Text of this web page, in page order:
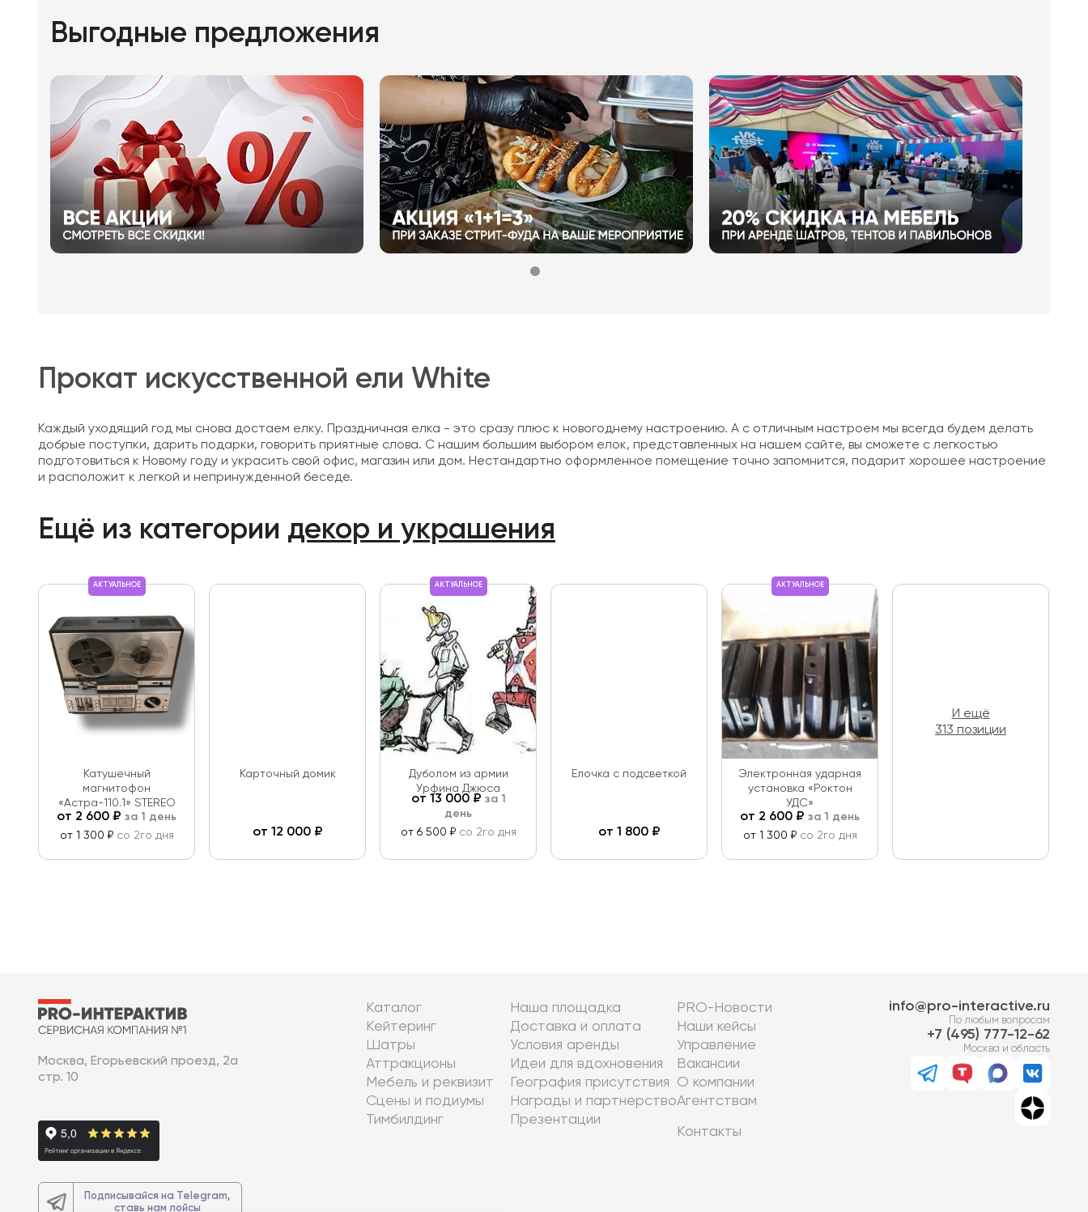
Выгодные предложения
Прокат искусственной ели White
Каждый уходящий год мы снова достаем елку. Праздничная елка - это сразу плюс к новогоднему настроению. А с отличным настроем мы всегда будем делать
добрые поступки, дарить подарки, говорить приятные слова. С нашим большим выбором елок, представленных на нашем сайте, вы сможете с легкостью
подготовиться к Новому году и украсить свой офис, магазин или дом. Нестандартно оформленное помещение точно запомнится, подарит хорошее настроение
и расположит к легкой и непринужденной беседе.
Ещё из категории декор и украшения
АКТУАЛЬНОЕ
Катушечный
магнитофон
«Астра-110.1» STEREO
от 2 600 ₽ за 1 день
от 1 300 ₽ со 2го дня
Карточный домик
от 12 000₽
АКТУАЛЬНОЕ
Дуболом из армии
Урфина Джюса
от 13 000₽ за 1
день
от 6 500 ₽ со 2го дня
Елочка с подсветкой
от 1 800₽
АКТУАЛЬНОЕ
Электронная ударная
установка «Роктон
УДС»
от 2 600 ₽ за 1 день
от 1 300 ₽ со 2го дня
И ещё
313 позиции
Москва, Егорьевский проезд, 2а
стр. 10
Подписывайся на Telegram,
ставь нам лойсы
Каталог
Кейтеринг
Шатры
Аттракционы
Мебель и реквизит
Сцены и подиумы
Тимбилдинг
Наша площадка
Доставка и оплата
Условия аренды
Идеи для вдохновения
География присутствия
Награды и партнерство
Презентации
PRO-Новости
Наши кейсы
Управление
Вакансии
О компании
Агентствам
Контакты
info@pro-interactive.ru
По любым вопросам
7 (495) 777-12-62
Москва и область